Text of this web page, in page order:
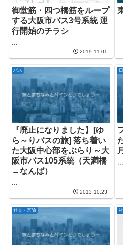
御堂筋・四つ橋筋をループ
する大阪市バス3号系統 運
行開始のチラシ
...
2019.11.01
...
バス
『廃止になりました】[ゆ
ら～りバスの旅] 落ち着い
た大阪中心部をぶらり～大
阪市バス105系統（天満橋
→なんば）
2013.10.23
社会・言論